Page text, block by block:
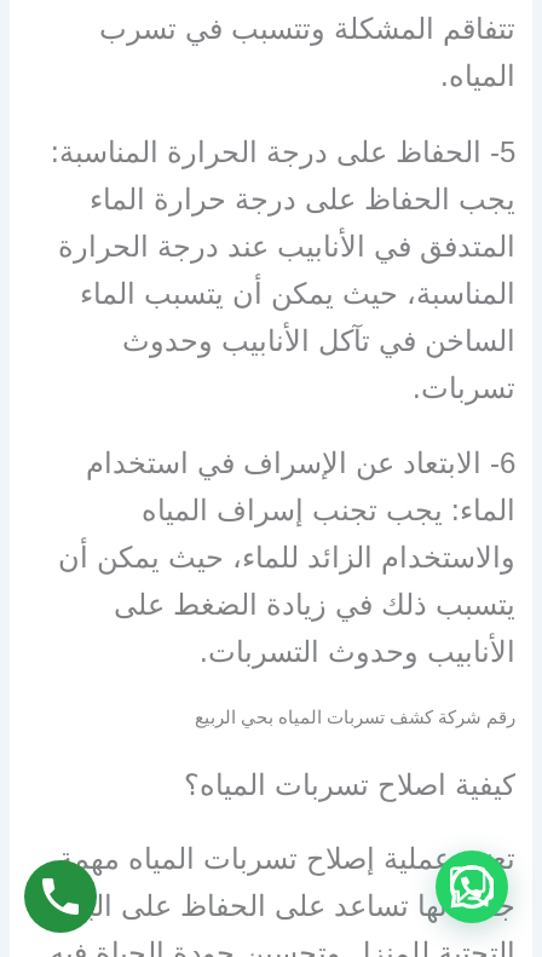
تتفاقم المشكلة وتتسبب في تسرب
المياه.
5- الحفاظ على درجة الحرارة المناسبة:
يجب الحفاظ على درجة حرارة الماء
المتدفق في الأنابيب عند درجة الحرارة
المناسبة، حيث يمكن أن يتسبب الماء
الساخن في تآكل الأنابيب وحدوث
تسربات.
6- الابتعاد عن الإسراف في استخدام
الماء: يجب تجنب إسراف المياه
والاستخدام الزائد للماء، حيث يمكن أن
يتسبب ذلك في زيادة الضغط على
الأنابيب وحدوث التسربات.
رقم شركة كشف تسربات المياه بحي الربيع
كيفية اصلاح تسربات المياه؟
تعتبر عملية إصلاح تسربات المياه مهمة
جدًا لأنها تساعد على الحفاظ على البنية